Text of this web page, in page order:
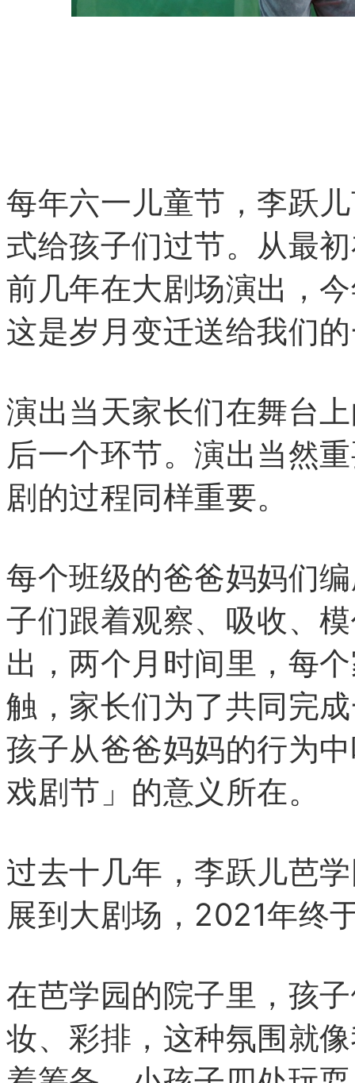
每年六一儿童节，李跃
式给孩子们过节。从最
前几年在大剧场演出，
这是岁月变迁送给我们
演出当天家长们在舞台
后一个环节。演出当然
剧的过程同样重要。
每个班级的爸爸妈妈们
子们跟着观察、吸收、
出，两个月时间里，每
触，家长们为了共同完
孩子从爸爸妈妈的行为
戏剧节 」 的意义所在。
过去十几年 ，李跃儿芭
展到大剧场，2021年终
在芭学园的院子里，孩
妆、彩排，这种氛围就